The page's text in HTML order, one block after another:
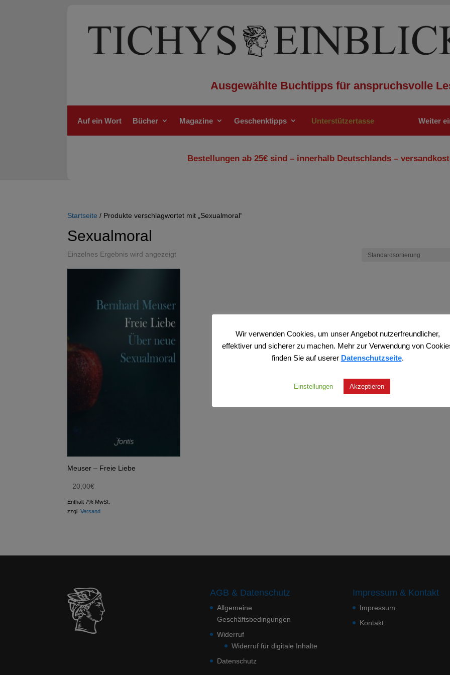
Ausgewählte Buchtipps für anspruchsvolle
Auf ein Wort Bücher Magazine Geschenktipps Unterstützertasse Weiter
Bestellungen ab 25€ sind – innerhalb Deutschlands –
Startseite / Produkte verschlagwortet mit „Sexualmoral“
Sexualmoral
Einzelnes Ergebnis wird angezeigt
Meuser – Freie Liebe
20,00€
Enthält 7% MwSt.
zzgl.Versand
AGB & Datenschutz
Allgemeine
Geschäftsbedingungen
Widerruf
Widerruf für digitale Inhalte
Datenschutz
Impressum & Kontakt
Impressum
Kontakt
Wir verwenden Cookies, um unser Angebot nutzerfreundlicher,
effektiver und sicherer zu machen. Mehr zur Verwendung von
finden Sie auf userer Datenschutzseite.
Einstellungen Akzeptieren